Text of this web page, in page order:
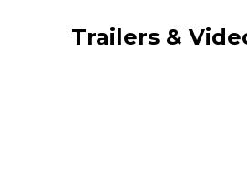
Trailers &